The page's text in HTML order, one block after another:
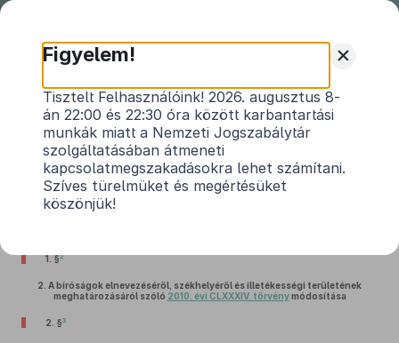
2020. évi LXIX. törvény
egyes törvények Csongrád megye
névváltozásával összefüggő módosításáról
Hatályos: 2020. 06. 25. – 2020. 06. 25.
1. §2
2. A bíróságok elnevezéséről, székhelyéről és illetékességi területének
meghatározásáról szóló 2010. évi CLXXXIV. törvénymódosítása
2. §3
+
Figyelem!
Tisztelt Felhasználóink! 2026. augusztus 8-
án 22:00 és 22:30 óra között karbantartási
munkák miatt a Nemzeti Jogszabálytár
szolgáltatásában átmeneti
kapcsolatmegszakadásokra lehet számítani.
Szíves türelmüket és megértésüket
köszönjük!